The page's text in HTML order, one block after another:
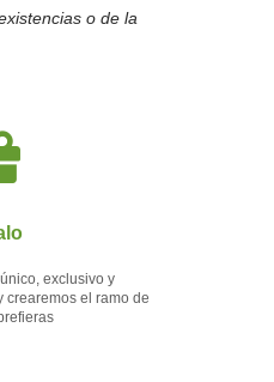
o de la
exclusivo y
crearemos el ramo de